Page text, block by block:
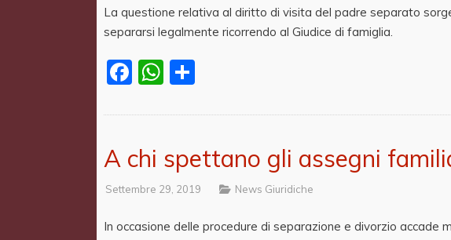
La questione relativa al diritto di visita del padre separato
separarsi legalmente ricorrendo al Giudice di famiglia.
Facebook
WhatsApp
A chi spettano gli assegni
Settembre 29, 2019 News Giuridiche
In occasione delle procedure di separazione e divorzio accade